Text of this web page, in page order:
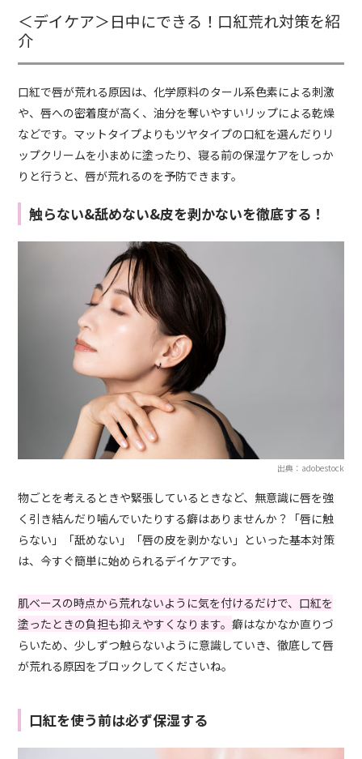
＜デイケア＞日中にできる！口紅荒れ対策を紹
介
口紅で唇が荒れる原因は、化学原料のタール系色素による刺激
や、唇への密着度が高く、油分を奪いやすいリップによる乾燥
などです。マットタイプよりもツヤタイプの口紅を選んだりリ
ップクリームを小まめに塗ったり、寝る前の保湿ケアをしっか
りと行うと、唇が荒れるのを予防できます。
触らない&舐めない&皮を剥かないを徹底する！
出典：adobestock
物ごとを考えるときや緊張しているときなど、無意識に唇を強
く引き結んだり噛んでいたりする癖はありませんか？「唇に触
らない」「舐めない」「唇の皮を剥かない」といった基本対策
は、今すぐ簡単に始められるデイケアです。
肌ベースの時点から荒れないように気を付けるだけで、口紅を
塗ったときの負担も抑えやすくなります。癖はなかなか直りづ
らいため、少しずつ触らないように意識していき、徹底して唇
が荒れる原因をブロックしてくださいね。
口紅を使う前は必ず保湿する